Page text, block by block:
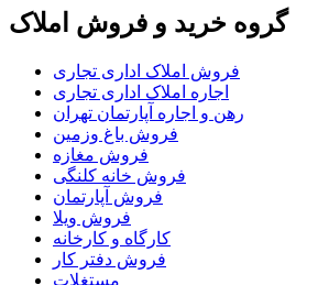
گروه خرید و فروش املاک
فروش املاک اداری تجاری
اجاره املاک اداری تجاری
رهن و اجاره آپارتمان تهران
فروش باغ وزمین
فروش مغازه
فروش خانه کلنگی
فروش آپارتمان
فروش ویلا
کارگاه و کارخانه
فروش دفتر کار
مستغلات